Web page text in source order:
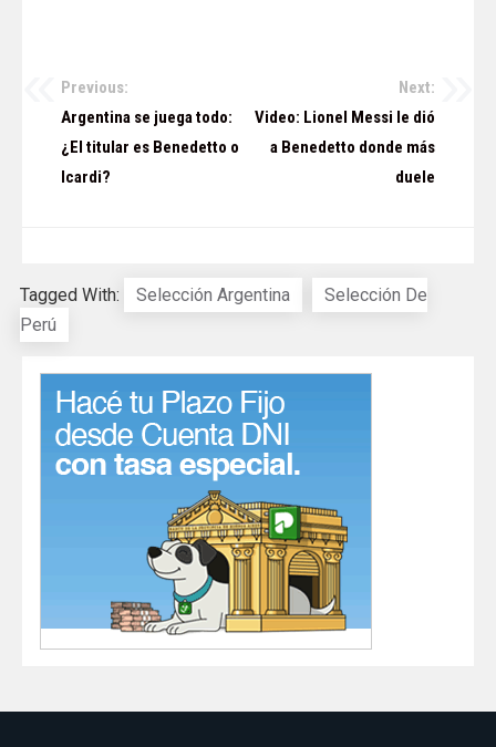
Navegación
entradas
Previous:
Argentina se juega todo:
¿El titular es Benedetto o
Icardi?
Next:
Video: Lionel Messi le dió
a Benedetto donde más
duele
Tagged With: Selección Argentina
Selección De
Perú